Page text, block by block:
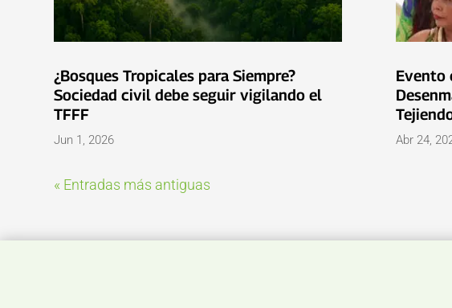
¿Bosques Tropicales para Siempre?
Sociedad civil debe seguir vigilando el
TFFF
Jun 1, 2026
Evento
Abr 24,
« Entradas más antiguas